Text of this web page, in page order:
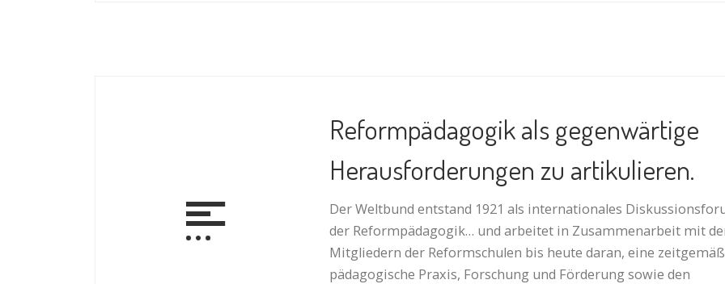
Reformpädagogik als ge­gen­wär­ti­ge
Heraus­for­de­run­gen zu artikulieren.
Der Weltbund entstand 1921 als in­ter­na­tio­na­les
der Reformpädagogik… und arbeitet in Zusammenarbeit mit
Mit­glie­dern der Reformschulen bis heute daran, eine
pädagogische Praxis, For­schung und Förderung sowie den